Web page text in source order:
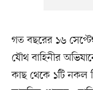
গত বছরের ১৬
যৌথ বাহিনীর
কাছ থেকে ১টি নকল